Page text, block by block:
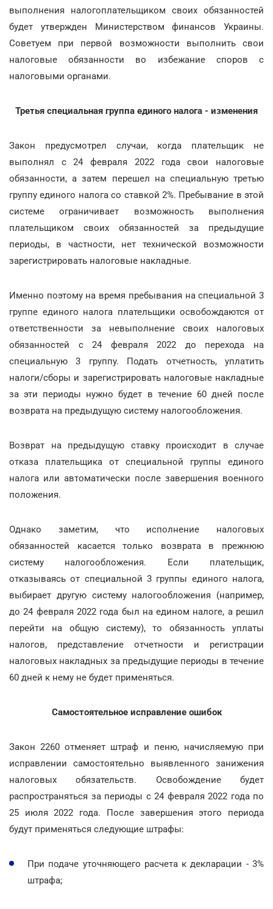
выполнения налогоплательщиком своих обязанностей
будет утвержден Министерством финансов Украины.
Советуем при первой возможности выполнить свои
налоговые обязанности во избежание споров с
налоговыми органами.
Третья специальная группа единого налога - изменения
Закон предусмотрел случаи, когда плательщик не
выполнял с 24 февраля 2022 года свои налоговые
обязанности, а затем перешел на специальную третью
группу единого налога со ставкой 2%. Пребывание в этой
системе ограничивает возможность выполнения
плательщиком своих обязанностей за предыдущие
периоды, в частности, нет технической возможности
зарегистрировать налоговые накладные.
Именно поэтому на время пребывания на специальной 3
группе единого налога плательщики освобождаются от
ответственности за невыполнение своих налоговых
обязанностей с 24 февраля 2022 до перехода на
специальную 3 группу. Подать отчетность, уплатить
налоги/сборы и зарегистрировать налоговые накладные
за эти периоды нужно будет в течение 60 дней после
возврата на предыдущую систему налогообложения.
Возврат на предыдущую ставку происходит в случае
отказа плательщика от специальной группы единого
налога или автоматически после завершения военного
положения.
Однако заметим, что исполнение налоговых
обязанностей касается только возврата в прежнюю
систему налогообложения. Если плательщик,
отказываясь от специальной 3 группы единого налога,
выбирает другую систему налогообложения (например,
до 24 февраля 2022 года был на едином налоге, а решил
перейти на общую систему), то обязанность уплаты
налогов, представление отчетности и регистрации
налоговых накладных за предыдущие периоды в течение
60 дней к нему не будет применяться.
Самостоятельное исправление ошибок
Закон 2260 отменяет штраф и пеню, начисляемую при
исправлении самостоятельно выявленного занижения
налоговых обязательств. Освобождение будет
распространяться за периоды с 24 февраля 2022 года по
25 июля 2022 года. После завершения этого периода
будут применяться следующие штрафы:
При подаче уточняющего расчета к декларации - 3%
штрафа;